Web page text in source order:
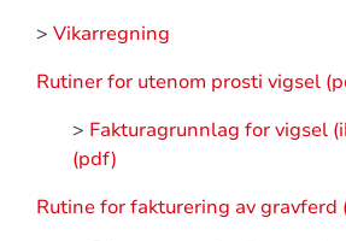
> Vikarregning
Rutiner for utenom prosti vigsel
> Fakturagrunnlag for vigsel
(pdf)
Rutine for fakturering av gravferd